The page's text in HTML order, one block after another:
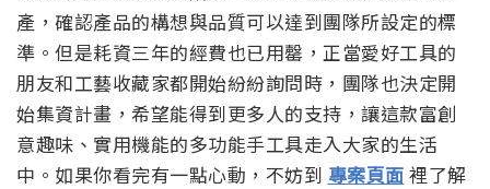
產，確認產品的構想與品質可以達到團隊所設定的標
準。但是耗資三年的經費也已用罄，正當愛好工具的
朋友和工藝收藏家都開始紛紛詢問時，團隊也決定開
始集資計畫，希望能得到更多人的支持，讓這款富創
意趣味、實用機能的多功能手工具走入大家的生活
中。如果你看完有一點心動，不妨到 專案頁面 裡了解